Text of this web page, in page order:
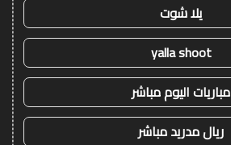
يلا شوت
yalla shoot
مباريات اليوم مباشر
ريال مدريد مباشر